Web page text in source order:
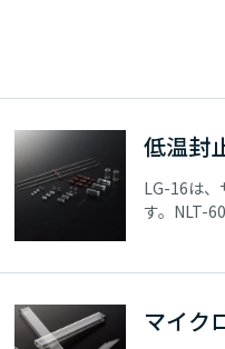
低温封
LG-16は、
す。NLT-
もござい
す。
マイク